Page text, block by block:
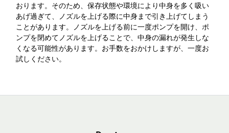
おります。そのため、保存状態や環境により中身を多く吸い
あげ過ぎて、ノズルを上げる際に中身まで引き上げてしまう
ことがあります。ノズルを上げる前に一度ポンプを開け、ポ
ンプを閉めてノズルを上げることで、中身の漏れが発生しな
くなる可能性があります。お手数をおかけしますが、一度お
試しください。